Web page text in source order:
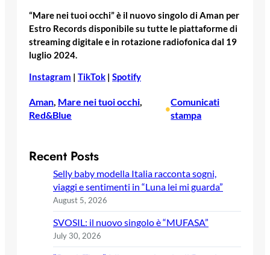
“Mare nei tuoi occhi” è il nuovo singolo di Aman per
Estro Records disponibile su tutte le piattaforme di
streaming digitale e in rotazione radiofonica dal 19
luglio 2024.
Instagram TikTok Spotify
Aman, Mare nei tuoi occhi
Red&Blue
•
Comunicati
stampa
Recent Posts
Selly baby modella Italia racconta sogni,
viaggi e sentimenti in “Luna lei mi guarda”
August 5, 2026
SVOSIL: il nuovo singolo è “MUFASA”
July 30, 2026